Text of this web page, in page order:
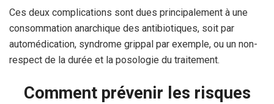
Ces deux complications sont dues principalement à une
consommation anarchique des antibiotiques, soit par
automédication, syndrome grippal par exemple, ou un non-
respect de la durée et la posologie du traitement.
Comment prévenir les risques